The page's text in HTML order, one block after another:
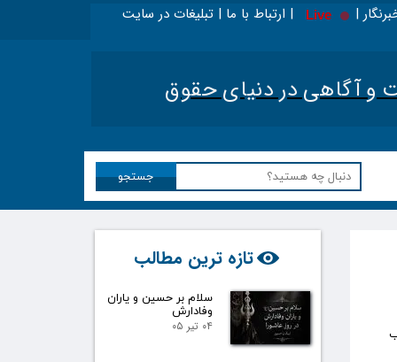
بخوانید - ویژه حقوقدانان|تحلیل اخبار| | ارتباط با ما | تبلیغات در سایت
Live
و آگاهی در دنیای حقوق​​​​​​​
جستجو
منصب
تازه ترین مطالب
سلام بر حسین و یاران
وفادارش
۰۴ تیر ۰۵